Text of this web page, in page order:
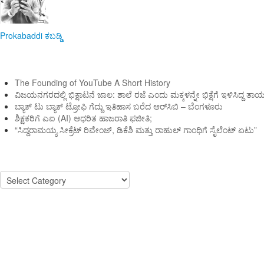
Prokabaddi ಕಬಡ್ಡಿ
The Founding of YouTube A Short History
ವಿಜಯನಗರದಲ್ಲಿ ಭಿಕ್ಷಾಟನೆ ಜಾಲ: ಶಾಲೆ ರಜೆ ಎಂದು ಮಕ್ಕಳನ್ನೇ ಭಿಕ್ಷೆಗೆ ಇಳಿಸಿದ್ದ
ಬ್ಯಾಕ್ ಟು ಬ್ಯಾಕ್ ಟ್ರೋಫಿ ಗೆದ್ದು ಇತಿಹಾಸ ಬರೆದ ಆರ್‌ಸಿಬಿ – ಬೆಂಗಳೂರು
ಶಿಕ್ಷಕರಿಗೆ ಎಐ (AI) ಆಧರಿತ ಹಾಜರಾತಿ ಫಜೀತಿ;
“ಸಿದ್ದರಾಮಯ್ಯ ಸೀಕ್ರೆಟ್ ರಿವೇಂಜ್‌, ಡಿಕೆಶಿ ಮತ್ತು ರಾಹುಲ್‌ ಗಾಂಧಿಗೆ ಸೈಲೆಂಟ್ ಏಟು”
Categories